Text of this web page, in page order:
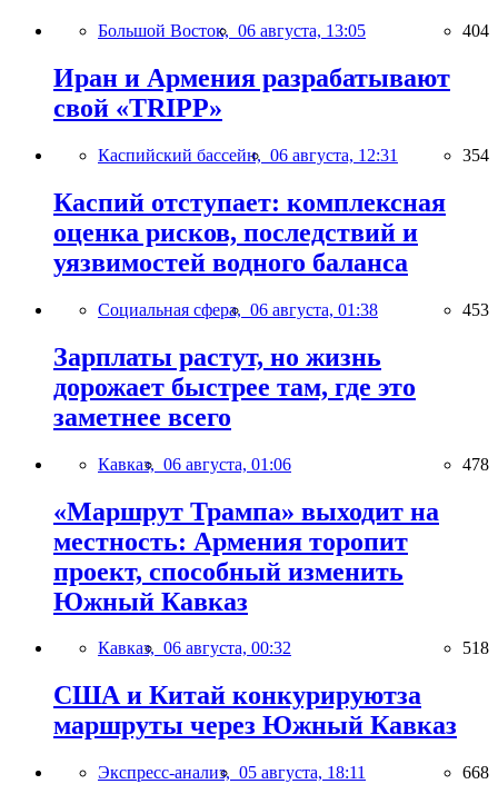
Большой Восток, 06 августа, 13:05 404
Иран и Армения разрабатывают
свой «TRIPP»
Каспийский бассейн, 06 августа, 12:31 354
Каспий отступает: комплексная
оценка рисков, последствий и
уязвимостей водного баланса
Социальная сфера, 06 августа, 01:38 453
Зарплаты растут, но жизнь
дорожает быстрее там, где это
заметнее всего
Кавказ, 06 августа, 01:06 478
«Маршрут Трампа» выходит на
местность: Армения торопит
проект, способный изменить
Южный Кавказ
Кавказ, 06 августа, 00:32 518
США и Китай конкурируютза
маршруты через Южный Кавказ
Экспресс-анализ, 05 августа, 18:11 668